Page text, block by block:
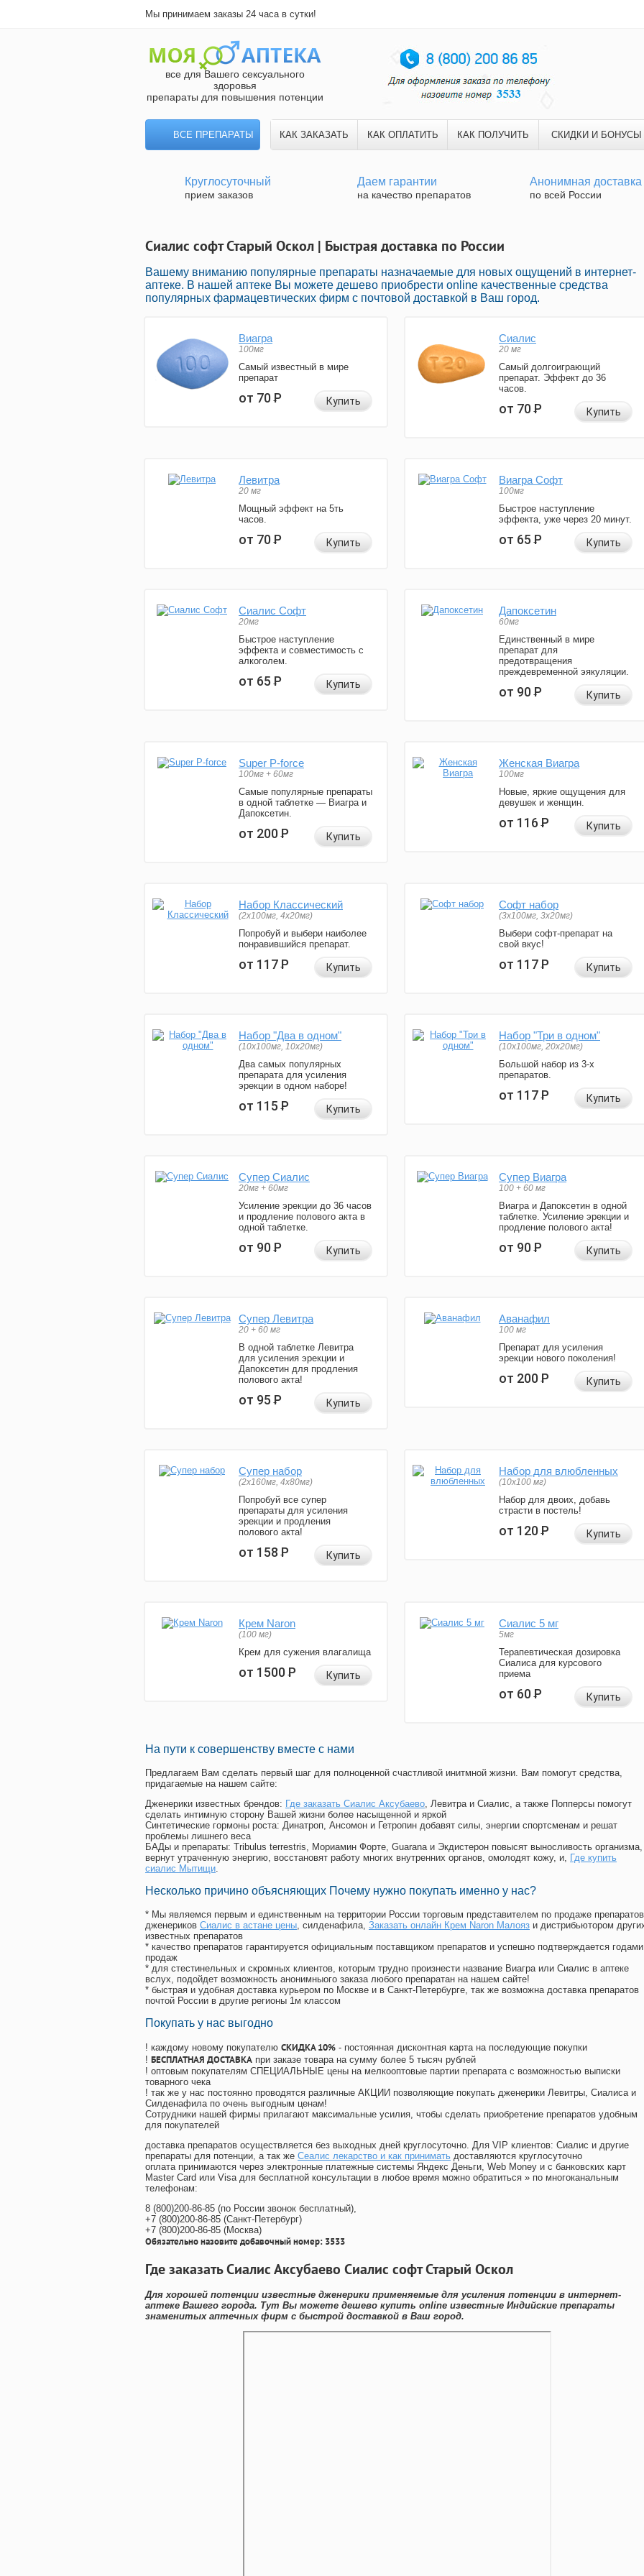
Мы принимаем заказы 24 часа в сутки!
все для Вашего сексуального
здоровья
препараты для повышения потенции
ВСЕ ПРЕПАРАТЫ КАК ЗАКАЗАТЬ КАК ОПЛАТИТЬ КАК ПОЛУЧИТЬ СКИДКИ И БОНУСЫ
Круглосуточный
прием заказов
Даем гарантии
на качество препаратов
Анонимная доставка
по всей России
Сиалис софт Старый Оскол | Быстрая доставка по России
Вашему вниманию популярные препараты назначаемые для новых ощущений в интернет-
аптеке. В нашей аптеке Вы можете дешево приобрести online качественные средства
популярных фармацевтических фирм с почтовой доставкой в Ваш город.
Виагра
100мг
Самый известный в мире
препарат
от 70Р Купить
Сиалис
20 мг
Самый долгоиграющий
препарат. Эффект до 36
часов.
от 70Р Купить
Левитра
20 мг
Мощный эффект на 5ть
часов.
от 70Р Купить
Виагра Софт
100мг
Быстрое наступление
эффекта, уже через 20 минут.
от 65Р Купить
Сиалис Софт
20мг
Быстрое наступление
эффекта и совместимость с
алкоголем.
от 65Р Купить
Дапоксетин
60мг
Единственный в мире
препарат для
предотвращения
преждевременной эякуляции.
от 90Р Купить
Super P-force
100мг + 60мг
Самые популярные препараты
в одной таблетке — Виагра и
Дапоксетин.
от 200Р Купить
Женская Виагра
100мг
Новые, яркие ощущения для
девушек и женщин.
от 116Р Купить
Набор Классический
(2x100мг, 4x20мг)
Попробуй и выбери наиболее
понравившийся препарат.
от 117Р Купить
Софт набор
(3x100мг, 3x20мг)
Выбери софт-препарат на
свой вкус!
от 117Р Купить
Набор "Два в одном"
(10x100мг, 10x20мг)
Два самых популярных
препарата для усиления
эрекции в одном наборе!
от 115Р Купить
Набор "Три в одном"
(10x100мг, 20x20мг)
Большой набор из 3-х
препаратов.
от 117Р Купить
Супер Сиалис
20мг + 60мг
Усиление эрекции до 36 часов
и продление полового акта в
одной таблетке.
от 90Р Купить
Супер Виагра
100 + 60 мг
Виагра и Дапоксетин в одной
таблетке. Усиление эрекции и
продление полового акта!
от 90Р Купить
Супер Левитра
20 + 60 мг
В одной таблетке Левитра
для усиления эрекции и
Дапоксетин для продления
полового акта!
от 95Р Купить
Аванафил
100 мг
Препарат для усиления
эрекции нового поколения!
от 200Р Купить
Супер набор
(2х160мг, 4х80мг)
Попробуй все супер
препараты для усиления
эрекции и продления
полового акта!
от 158Р Купить
Набор для влюбленных
(10х100 мг)
Набор для двоих, добавь
страсти в постель!
от 120Р Купить
Крем Naron
(100 мг)
Крем для сужения влагалища
от 1500Р Купить
Сиалис 5 мг
5мг
Терапевтическая дозировка
Сиалиса для курсового
приема
от 60Р Купить
На пути к совершенству вместе с нами
Предлагаем Вам сделать первый шаг для полноценной счастливой инитмной жизни. Вам помогут средства,
придагаемые на нашем сайте:
Дженерики известных брендов: Где заказать Сиалис Аксубаево, Левитра и Сиалис, а также Попперсы помогут
сделать интимную сторону Вашей жизни более насыщенной и яркой
Синтетические гормоны роста: Динатроп, Ансомон и Гетропин добавят силы, энергии спортсменам и решат
проблемы лишнего веса
БАДы и препараты: Tribulus terrestris, Мориамин Форте, Guarana и Экдистерон повысят выносливость организма,
вернут утраченную энергию, восстановят работу многих внутренних органов, омолодят кожу, и, Где купить
сиалис Мытищи.
Несколько причино объясняющих Почему нужно покупать именно у нас?
* Мы являемся первым и единственным на территории России торговым представителем по продаже препаратов
дженериков Сиалис в астане цены, силденафила, Заказать онлайн Крем Naron Малояз и дистрибьютором
известных препаратов
* качество препаратов гарантируется официальным поставщиком препаратов и успешно подтверждается годами
продаж
* для стестинельных и скромных клиентов, которым трудно произнести название Виагра или Сиалис в аптеке
вслух, подойдет возможность анонимныого заказа любого препаратан на нашем сайте!
* быстрая и удобная доставка курьером по Москве и в Санкт-Петербурге, так же возможна доставка препаратов
почтой России в другие регионы 1м классом
Покупать у нас выгодно
! каждому новому покупателю СКИДКА 10% - постоянная дисконтная карта на последующие покупки
! БЕСПЛАТНАЯ ДОСТАВКА при заказе товара на сумму более 5 тысяч рублей
! оптовым покупателям СПЕЦИАЛЬНЫЕ цены на мелкооптовые партии препарата с возможностью выписки
товарного чека
! так же у нас постоянно проводятся различные АКЦИИ позволяющие покупать дженерики Левитры, Сиалиса и
Силденафила по очень выгодным ценам!
Cотрудники нашей фирмы прилагают максимальные усилия, чтобы сделать приобретение препаратов удобным
для покупателей
доставка препаратов осуществляется без выходных дней круглосуточно. Для VIP клиентов: Сиалис и другие
препараты для потенции, а так же Сеалис лекарство и как принимать доставляются круглосуточно
оплата принимаются через электронные платежные системы Яндекс Деньги, Web Money и с банковских карт
Master Card или Visa для бесплатной консультации в любое время можно обратиться » по многоканальным
телефонам:
8 (800)200-86-85 (по России звонок бесплатный),
+7 (800)200-86-85 (Санкт-Петербург)
+7 (800)200-86-85 (Москва)
Обязательно назовите добавочный номер: 3533
Где заказать Сиалис Аксубаево Сиалис софт Старый Оскол
Для хорошей потенции известные дженерики применяемые для усиления потенции в интернет-
аптеке Вашего города. Тут Вы можете дешево купить online известные Индийские препараты
знаменитых аптечных фирм с быстрой доставкой в Ваш город.